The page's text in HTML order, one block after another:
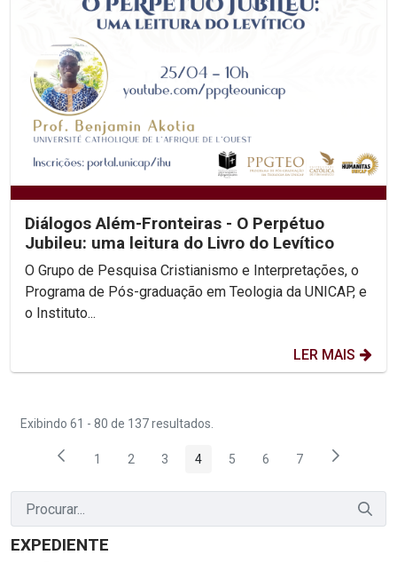
Diálogos Além-Fronteiras - O Perpétuo
Jubileu: uma leitura do Livro do Levítico
O Grupo de Pesquisa Cristianismo e Interpretações, o
Programa de Pós-graduação em Teologia da UNICAP, e
o Instituto...
LER MAIS
Exibindo 61 - 80 de 137 resultados.
Página
1 Página
2 Página
3 Página
4 Página
5 Página
6 Página
7
EXPEDIENTE